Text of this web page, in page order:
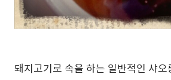
돼지고기로 속을 하는 일반적인 샤